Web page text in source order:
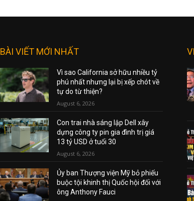
BÀI VIẾT MỚI NHẤT
Vì sao California sở hữu nhiều tỷ
phú nhất nhưng lại bị xếp chót về
tự do từ thiện?
August 6, 2026
Con trai nhà sáng lập Dell xây
dựng công ty pin gia đình trị giá
13 tỷ USD ở tuổi 30
August 6, 2026
Ủy ban Thượng viện Mỹ bỏ phiếu
buộc tội khinh thị Quốc hội đối với
ông Anthony Fauci